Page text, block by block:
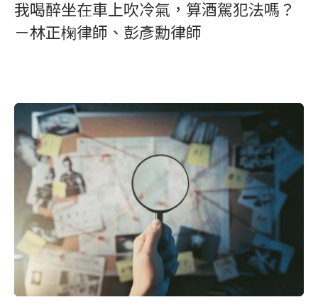
我喝醉坐在車上吹冷氣，算酒駕犯法嗎？
－林正椈律師、彭彥勳律師